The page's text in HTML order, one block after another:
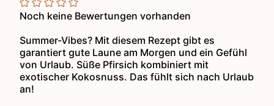
Noch keine Bewertungen vorhanden
Summer-Vibes? Mit diesem Rezept gibt es
garantiert gute Laune am Morgen und ein Gefühl
von Urlaub. Süße Pfirsich kombiniert mit
exotischer Kokosnuss. Das fühlt sich nach Urlaub
an!